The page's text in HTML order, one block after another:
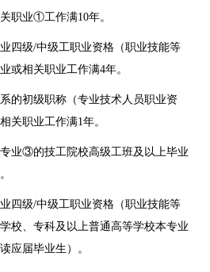
职业①工作满10年。
四级/中级工职业资格（职业技能等
或相关职业工作满4年。
的初级职称（专业技术人员职业资
关职业工作满1年。
业③的技工院校高级工班及以上毕业
四级/中级工职业资格（职业技能等
校、专科及以上普通高等学校本专业
应届毕业生）。